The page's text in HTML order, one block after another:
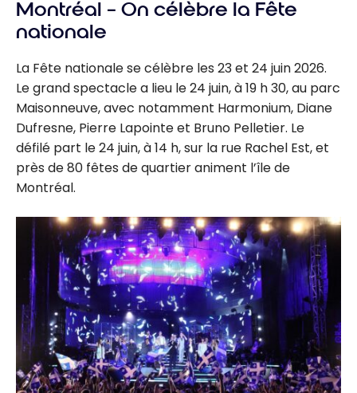
Montréal – On célèbre la Fête
nationale
La Fête nationale se célèbre les 23 et 24 juin 2026.
Le grand spectacle a lieu le 24 juin, à 19 h 30, au parc
Maisonneuve, avec notamment Harmonium, Diane
Dufresne, Pierre Lapointe et Bruno Pelletier. Le
défilé part le 24 juin, à 14 h, sur la rue Rachel Est, et
près de 80 fêtes de quartier animent l’île de
Montréal.